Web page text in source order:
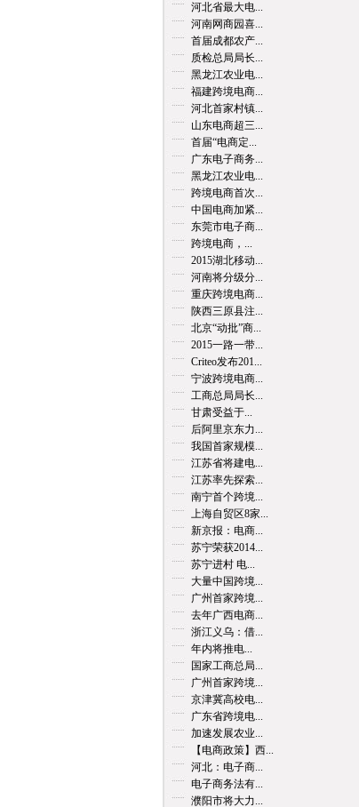
河北省最大电...
河南网商园喜...
首届成都农产...
质检总局局长...
黑龙江农业电...
福建跨境电商...
河北首家村镇...
山东电商超三...
首届“电商定...
广东电子商务...
黑龙江农业电...
跨境电商首次...
中国电商加紧...
东莞市电子商...
跨境电商，...
2015湖北移动...
河南将分级分...
重庆跨境电商...
陕西三原县注...
北京“动批”商...
2015一路一带...
Criteo发布201...
宁波跨境电商...
工商总局局长...
甘肃受益于...
后阿里京东力...
我国首家规模...
江苏省将建电...
江苏率先探索...
南宁首个跨境...
上海自贸区8家...
新京报：电商...
苏宁荣获2014...
苏宁进村 电...
大量中国跨境...
广州首家跨境...
去年广西电商...
浙江义乌：借...
年内将推电...
国家工商总局...
广州首家跨境...
京津冀高校电...
广东省跨境电...
加速发展农业...
【电商政策】西...
河北：电子商...
电子商务法有...
濮阳市将大力...